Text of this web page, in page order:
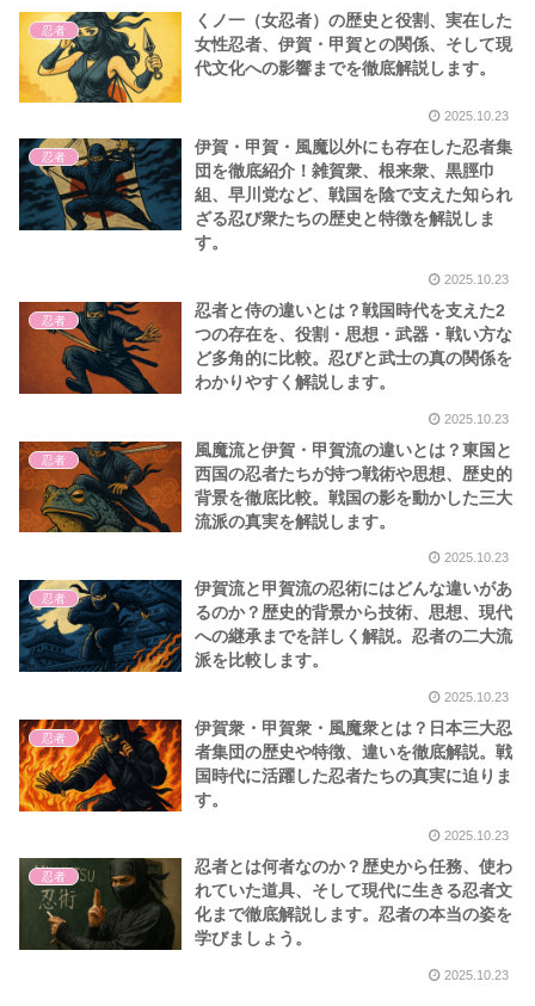
忍者
くノ一（女忍者）の歴史と役割、実在した
女性忍者、伊賀・甲賀との関係、そして現
代文化への影響までを徹底解説します。
2025.10.23
忍者
伊賀・甲賀・風魔以外にも存在した忍者集
団を徹底紹介！雑賀衆、根来衆、黒脛巾
組、早川党など、戦国を陰で支えた知られ
ざる忍び衆たちの歴史と特徴を解説しま
す。
2025.10.23
忍者
忍者と侍の違いとは？戦国時代を支えた2
つの存在を、役割・思想・武器・戦い方な
ど多角的に比較。忍びと武士の真の関係を
わかりやすく解説します。
2025.10.23
忍者
風魔流と伊賀・甲賀流の違いとは？東国と
西国の忍者たちが持つ戦術や思想、歴史的
背景を徹底比較。戦国の影を動かした三大
流派の真実を解説します。
2025.10.23
忍者
伊賀流と甲賀流の忍術にはどんな違いがあ
るのか？歴史的背景から技術、思想、現代
への継承までを詳しく解説。忍者の二大流
派を比較します。
2025.10.23
忍者
伊賀衆・甲賀衆・風魔衆とは？日本三大忍
者集団の歴史や特徴、違いを徹底解説。戦
国時代に活躍した忍者たちの真実に迫りま
す。
2025.10.23
忍者
忍者とは何者なのか？歴史から任務、使わ
れていた道具、そして現代に生きる忍者文
化まで徹底解説します。忍者の本当の姿を
学びましょう。
2025.10.23